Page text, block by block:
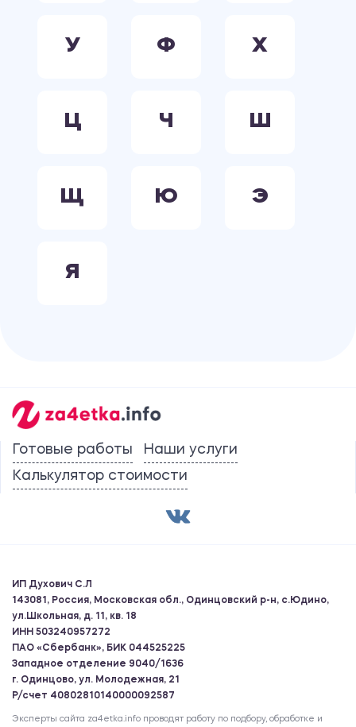
У Ф Х
Ц Ч Ш
Щ Ю Э
Я
Готовые работы
Наши услуги
Калькулятор стоимости
ИП Духович С.Л
143081, Россия, Московская обл., Одинцовский р-н, с.Юдино,
ул.Школьная, д. 11, кв. 18
ИНН 503240957272
ПАО «Сбербанк», БИК 044525225
Западное отделение 9040/1636
г. Одинцово, ул. Молодежная, 21
Р/счет 40802810140000092587
Эксперты сайта za4etka.info проводят работу по подбору, обработке и